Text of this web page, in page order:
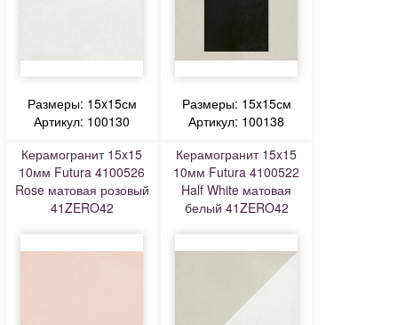
Размеры: 15x15см
Артикул: 100130
Размеры: 15x15см
Артикул: 100138
Керамогранит 15x15
10мм Futura 4100526
Rose матовая розовый
41ZERO42
Керамогранит 15x15
10мм Futura 4100522
Half White матовая
белый 41ZERO42